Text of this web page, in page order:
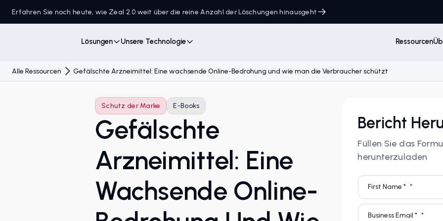
Erfahren Sie noch heute, wie Zeal 2.0 weit über die reine Anzahl der Löschungen hinausgeht
Lösungen Unsere Technologie Ressourcen
Alle Ressourcen Gefälschte Arzneimittel: Eine wachsende Online-Bedrohung und wie man die Verbraucher schützt
Schutz der Marke E-Books
Gefälschte
Arzneimittel: Eine
Wachsende Online-
Bericht
Füllen Sie das
herunterzuladen